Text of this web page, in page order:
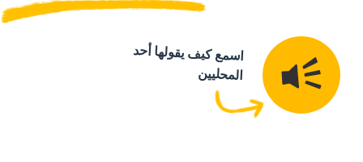
اسمع كيف يقولها أحد
المحليين